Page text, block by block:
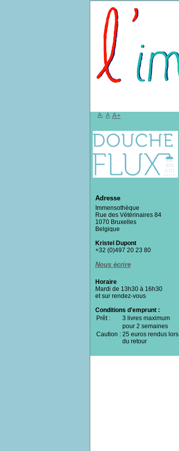
A- A A+
Adresse
Immensothèque
Rue des Vétérinaires 84
1070 Bruxelles
Belgique
Kristel Dupont
+32 (0)497 20 23 80
Nous écrire
Horaire
Mardi de 13h30 à 16h30
et sur rendez-vous
Conditions d'emprunt :
Prêt :
3 livres maximum
pour 2 semaines
Caution : 25 euros rendus lors
du retour